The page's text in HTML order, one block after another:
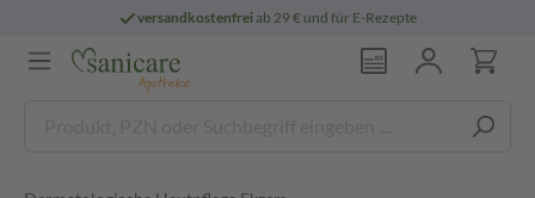
versandkostenfreiab 29 € und für E-Rezepte